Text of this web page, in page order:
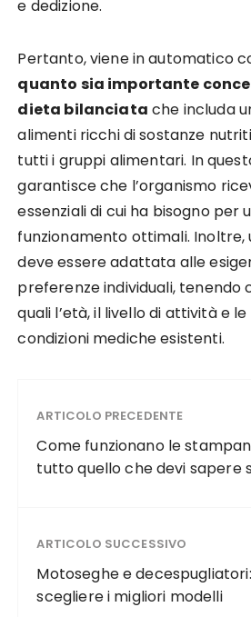
e dedizione.
Pertanto, viene in automatico
quanto sia importante
dieta bilanciata che includa
alimenti ricchi di sostanze
tutti i gruppi alimentari. In
garantisce che l’organismo
essenziali di cui ha bisogno per
funzionamento ottimali. Inoltre,
deve essere adattata alle
preferenze individuali,
quali l’età, il livello di attività e
condizioni mediche esistenti.
ARTICOLO PRECEDENTE
Come funzionano le
tutto quello che devi sapere
ARTICOLO SUCCESSIVO
Motoseghe e
scegliere i migliori modelli